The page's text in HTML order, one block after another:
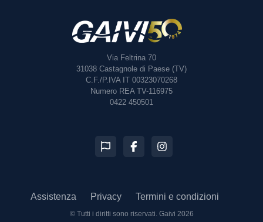
Via Feltrina 70
31038 Castagnole di Paese (TV)
C.F./P.IVA IT 00323070268
Numero REA TV-116975
0422 450501
Assistenza Privacy Termini e condizioni
© Tutti i diritti sono riservati. Gaivi 2026